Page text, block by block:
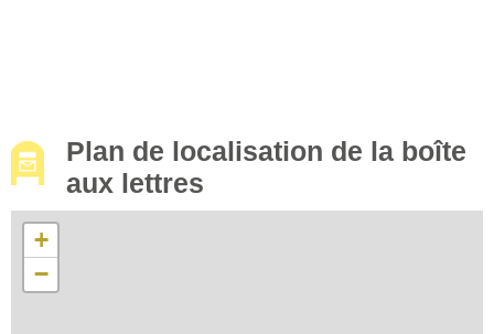
Plan de localisation de la boîte
aux lettres
+
−